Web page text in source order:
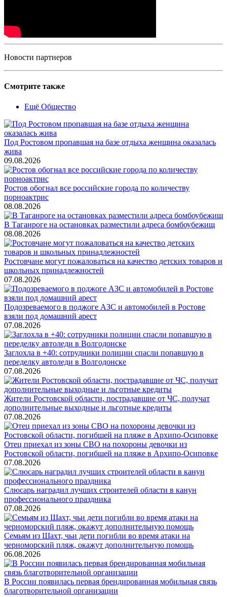
Новости партнеров
Смотрите также
Ещё Общество
Под Ростовом пропавшая на базе отдыха женщина оказалась
жива
09.08.2026
Ростов обогнал все российские города по количеству
порноактрис
08.08.2026
В Таганроге на остановках разместили адреса бомбоубежищ
08.08.2026
Ростовчане могут пожаловаться на качество детских товаров и
школьных принадлежностей
07.08.2026
Подозреваемого в поджоге АЗС и автомобилей в Ростове
взяли под домашний арест
07.08.2026
Заглохла в +40: сотрудники полиции спасли попавшую в
переделку автоледи в Волгодонске
07.08.2026
Жители Ростовской области, пострадавшие от ЧС, получат
дополнительные выходные и льготные кредиты
07.08.2026
Отец приехал из зоны СВО на похороны девочки из
Ростовской области, погибшей на пляже в Архипо-Осиповке
07.08.2026
Слюсарь наградил лучших строителей области в канун
профессионального праздника
07.08.2026
Семьям из Шахт, чьи дети погибли во время атаки на
черноморский пляж, окажут дополнительную помощь
06.08.2026
В России появилась первая брендированная мобильная связь
благотворительной организации